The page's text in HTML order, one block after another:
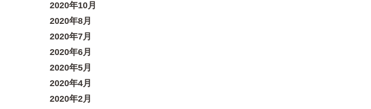
2020年10月
2020年8月
2020年7月
2020年6月
2020年5月
2020年4月
2020年2月